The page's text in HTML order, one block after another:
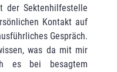
der Sektenhilfestelle
Kontakt auf
Gespräch.
was da mit mir
es bei besagtem